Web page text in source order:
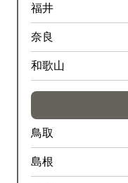
福井
奈良
和歌山
鳥取
島根